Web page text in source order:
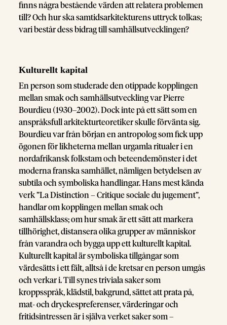
finns några bestående värden att relatera problemen
till? Och hur ska samtidsarkitekturens uttryck tolkas;
vari består dess bidrag till samhällsutvecklingen?
Kulturellt kapital
En person som studerade den otippade kopplingen
mellan smak och samhällsutveckling var Pierre
Bourdieu (1930–2002). Dock inte på ett sätt som en
anspråksfull arkitekturteoretiker skulle förvänta sig.
Bourdieu var från början en antropolog som fick upp
ögonen för likheterna mellan urgamla ritualer i en
nordafrikansk folkstam och beteendemönster i det
moderna franska samhället, nämligen betydelsen av
subtila och symboliska handlingar. Hans mest kända
verk ”La Distinction – Critique sociale du jugement”,
handlar om kopplingen mellan smak och
samhällsklass; om hur smak är ett sätt att markera
tillhörighet, distansera olika grupper av människor
från varandra och bygga upp ett kulturellt kapital.
Kulturellt kapital är symboliska tillgångar som
värdesätts i ett fält, alltså i de kretsar en person umgås
och verkar i. Till synes triviala saker som
kroppsspråk, klädstil, bakgrund, sättet att prata på,
mat- och dryckespreferenser, värderingar och
fritidsintressen är i själva verket saker som –